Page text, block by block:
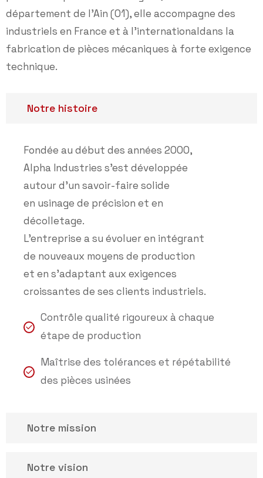
département de l’Ain (01), elle accompagne des
industriels en France et à l’internationaldans la
fabrication de pièces mécaniques à forte exigence
technique.
Notre histoire
Fondée au début des années 2000,
Alpha Industries s’est développée
autour d’un savoir-faire solide
en usinage de précision et en
décolletage.
L’entreprise a su évoluer en intégrant
de nouveaux moyens de production
et en s’adaptant aux exigences
croissantes de ses clients industriels.
Contrôle qualité rigoureux à chaque
étape de production
Maîtrise des tolérances et répétabilité
des pièces usinées
Notre mission
Notre vision